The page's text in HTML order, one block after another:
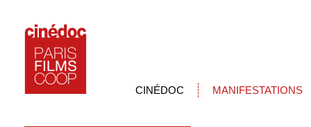
CINÉDOC MANIFESTATIONS